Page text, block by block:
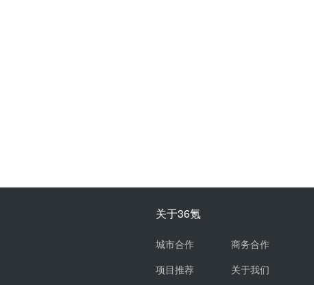
关于36氪
城市合作
项目推荐
商务合作
关于我们